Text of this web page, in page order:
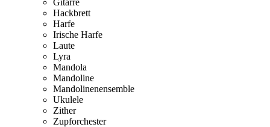
Hackbrett
Harfe
Irische Harfe
Laute
Lyra
Mandola
Mandoline
Mandolinenensemble
Ukulele
Zither
Zupforchester